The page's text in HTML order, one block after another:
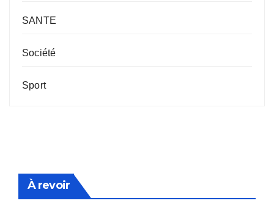
SANTE
Société
Sport
À revoir